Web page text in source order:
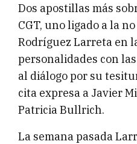
Dos apostillas más
CGT, uno ligado a la
Rodríguez Larreta en
personalidades con
al diálogo por su
cita expresa a Javier
Patricia Bullrich.
La semana pasada